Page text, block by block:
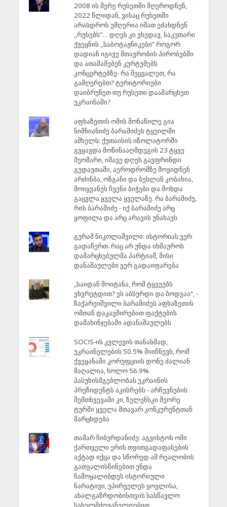
2008 ის მერე რუსეთში მღეროდნენ,
2022 წლიდან, ვისაც რუსეთში
არასდროს უმღერია იმათ ეძახდნენ
,,რუსებს”… დღეს კი ვხედავ, საკუთარი
ქვეყნის ,,საბოტაჟნიკები” როგორ
დადიან იგივე მთავრობის პირობებში
და ათამაშებენ კურტუმებს
კონცერტებზე- რა შეცვალეთ, რა
გამღერებთ? ტერიტორიები
დაიბრუნეთ თუ რუსეთი დაამარცხეთ
უკრაინაში?
აფხაზეთის ომის მონაწილე გია
ნიშნიანიძე ბარამიძეს ტყუილში
ამხელს: ქუთაისის იზოლატორში
გვყავდა მოწინააღმდეგის 23 ტყვე
მეომარი, იმავე დღეს გავფრინდი
გუდაუთაში, აეროდრომზე მოვიდნენ
არძინბა, ოზგანი და ბესლან კობახია,
მოიყვანეს ჩვენი ბიჭები და მოხდა
გაცვლა ყველა ყველაზე. რა ბარამიძე,
რის ბარამიძე - იქ ბარამიძე არც
ყოფილა და არც არავის უნახავს
გურამ ნიკოლაშვილი: ისტორიას ვერ
გადაწერთ. რაც არ უნდა იხმაუროს
დამარცხებულმა პარტიამ, მისი
დანაშაულები ვერ გადაიფარება
„საიდან მოიტანა, რომ ტყვეებს
ვხვრეტდით? ეს აბსურდი და ბოდვაა“, -
ზაქარეიშვილი ბარამიძეს აფხაზეთის
ომთან დაკავშირებით ფაქტების
დამახინჯებაში ადანაშაულებს
SOCIS-ის კვლევის თანახმად,
უკრაინელების 50.5% მიიჩნევს, რომ
ქვეყანაში კორუფციის დონე ძალიან
მაღალია, ხოლო 56.9%
პასუხისმგებლობას უკრაინის
პრეზიდენტს აკისრებს - არჩევნების
შემთხვევაში კი, ზელენსკი მეორე
ტურში ყველა მთავარ კონკურენტთან
მარცხდება
თამარ ჩიბურდანიძე: აგვისტოს ომი
ქართველი ერის თვითგადაფასების
აქტად იქცა და სწორედ ამ რეალობის
გათვალისწინებით უნდა
ჩამოყალიბდეს ისტორიული
ნარატივი, უპირველეს ყოვლისა,
ახალგაზრდობისთვის სასწავლო
სახელმძღვანელოებით